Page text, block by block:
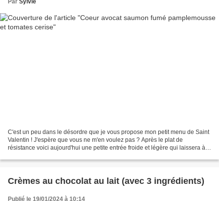
C'est un peu dans le désordre que je vous propose mon petit menu de Saint
Valentin ! J'espère que vous ne m'en voulez pas ? Après le plat de
résistance voici aujourd'hui une petite entrée froide et légère qui laissera à
Crèmes au chocolat au lait (avec 3 ingrédients)
Publié le 19/01/2024 à 10:14